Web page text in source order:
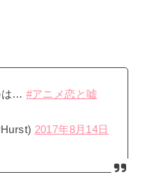
は… #アニメ恋と嘘
2017年8月14日